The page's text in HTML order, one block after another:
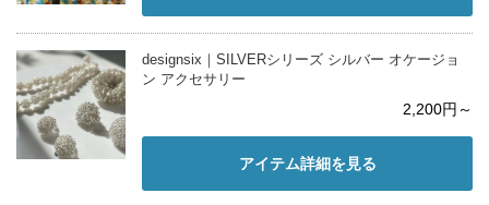
designsix｜SILVERシリーズ シルバー オケージョ
ン アクセサリー
2,200円～
アイテム詳細を見る